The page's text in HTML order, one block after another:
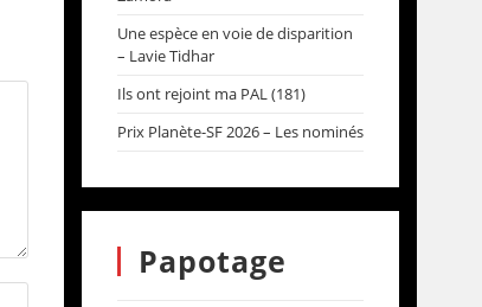
Une espèce en voie de disparition
– Lavie Tidhar
Ils ont rejoint ma PAL (181)
Prix Planète-SF 2026 – Les nominés
Papotage